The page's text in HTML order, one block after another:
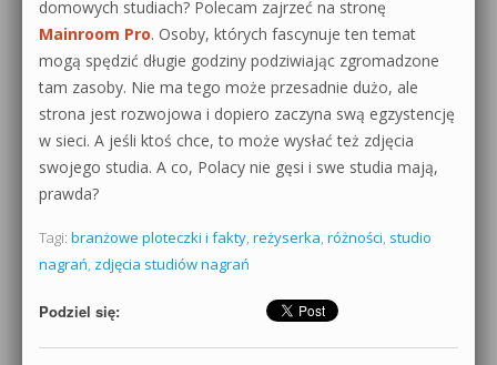
domowych studiach? Polecam zajrzeć na stronę
Mainroom Pro. Osoby, których fascynuje ten temat
mogą spędzić długie godziny podziwiając zgromadzone
tam zasoby. Nie ma tego może przesadnie dużo, ale
strona jest rozwojowa i dopiero zaczyna swą egzystencję
w sieci. A jeśli ktoś chce, to może wysłać też zdjęcia
swojego studia. A co, Polacy nie gęsi i swe studia mają,
prawda?
Tagi: branżowe ploteczki i fakty, reżyserka, różności, studio
nagrań, zdjęcia studiów nagrań
Podziel się: